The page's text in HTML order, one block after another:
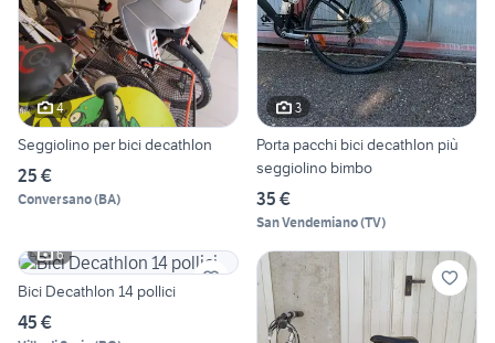
4
Seggiolino per bici decathlon
25 €
Conversano(BA)
3
Porta pacchi bici decathlon più
seggiolino bimbo
35 €
San Vendemiano(TV)
6
Bici Decathlon 14 pollici
45 €